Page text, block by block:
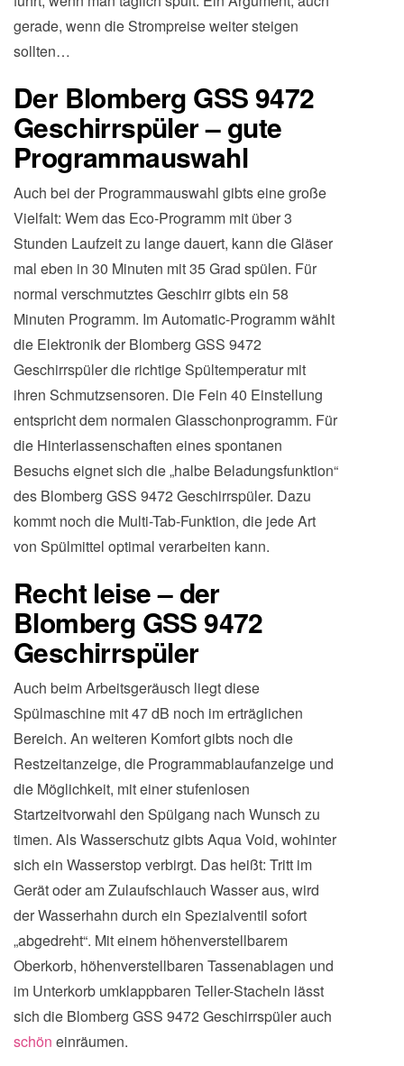
gerade, wenn die Strompreise weiter steigen
sollten…
Der Blomberg GSS 9472
Geschirrspüler – gute
Programmauswahl
Auch bei der Programmauswahl gibts eine große
Vielfalt: Wem das Eco-Programm mit über 3
Stunden Laufzeit zu lange dauert, kann die Gläser
mal eben in 30 Minuten mit 35 Grad spülen. Für
normal verschmutztes Geschirr gibts ein 58
Minuten Programm. Im Automatic-Programm wählt
die Elektronik der Blomberg GSS 9472
Geschirrspüler die richtige Spültemperatur mit
ihren Schmutzsensoren. Die Fein 40 Einstellung
entspricht dem normalen Glasschonprogramm. Für
die Hinterlassenschaften eines spontanen
Besuchs eignet sich die „halbe Beladungsfunktion“
des Blomberg GSS 9472 Geschirrspüler. Dazu
kommt noch die Multi-Tab-Funktion, die jede Art
von Spülmittel optimal verarbeiten kann.
Recht leise – der
Blomberg GSS 9472
Geschirrspüler
Auch beim Arbeitsgeräusch liegt diese
Spülmaschine mit 47 dB noch im erträglichen
Bereich. An weiteren Komfort gibts noch die
Restzeitanzeige, die Programmablaufanzeige und
die Möglichkeit, mit einer stufenlosen
Startzeitvorwahl den Spülgang nach Wunsch zu
timen. Als Wasserschutz gibts Aqua Void, wohinter
sich ein Wasserstop verbirgt. Das heißt: Tritt im
Gerät oder am Zulaufschlauch Wasser aus, wird
der Wasserhahn durch ein Spezialventil sofort
„abgedreht“. Mit einem höhenverstellbarem
Oberkorb, höhenverstellbaren Tassenablagen und
im Unterkorb umklappbaren Teller-Stacheln lässt
sich die Blomberg GSS 9472 Geschirrspüler auch
schön einräumen.